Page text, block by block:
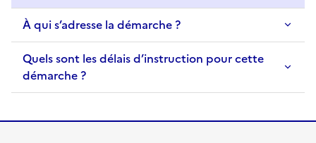
À qui s’adresse la démarche ?
Quels sont les délais d’instruction pour cette
démarche ?